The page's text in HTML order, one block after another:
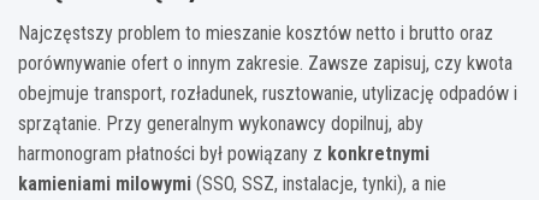
Najczęstszy problem to mieszanie kosztów netto i brutto oraz
porównywanie ofert o innym zakresie. Zawsze zapisuj, czy kwota
obejmuje transport, rozładunek, rusztowanie, utylizację odpadów i
sprzątanie. Przy generalnym wykonawcy dopilnuj, aby
harmonogram płatności był powiązany z konkretnymi
kamieniami milowymi (SSO, SSZ, instalacje, tynki), a nie